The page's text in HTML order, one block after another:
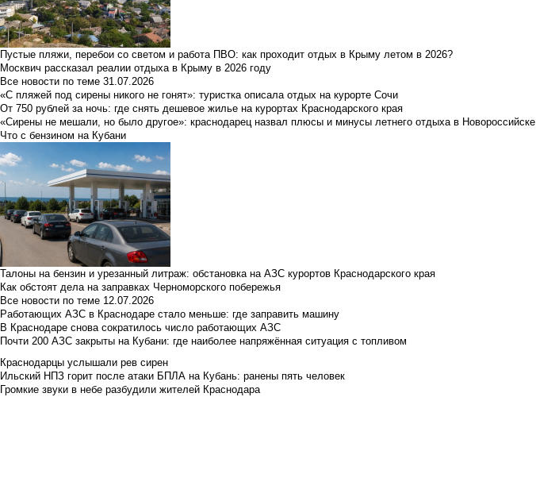
Пустые пляжи, перебои со светом и работа ПВО: как проходит отдых в Крыму летом в 2026?
Москвич рассказал реалии отдыха в Крыму в 2026 году
Все новости по теме 31.07.2026
«С пляжей под сирены никого не гонят»: туристка описала отдых на курорте Сочи
От 750 рублей за ночь: где снять дешевое жилье на курортах Краснодарского края
«Сирены не мешали, но было другое»: краснодарец назвал плюсы и минусы летнего отдыха в Новороссийске
Что с бензином на Кубани
Талоны на бензин и урезанный литраж: обстановка на АЗС курортов Краснодарского края
Как обстоят дела на заправках Черноморского побережья
Все новости по теме 12.07.2026
Работающих АЗС в Краснодаре стало меньше: где заправить машину
В Краснодаре снова сократилось число работающих АЗС
Почти 200 АЗС закрыты на Кубани: где наиболее напряжённая ситуация с топливом
Краснодарцы услышали рев сирен
Ильский НПЗ горит после атаки БПЛА на Кубань: ранены пять человек
Громкие звуки в небе разбудили жителей Краснодара